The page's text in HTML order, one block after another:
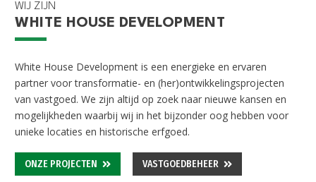
WIJ ZIJN
WHITE HOUSE DEVELOPMENT
White House Development is een energieke en ervaren
partner voor transformatie- en (her)ontwikkelingsprojecten
van vastgoed. We zijn altijd op zoek naar nieuwe kansen en
mogelijkheden waarbij wij in het bijzonder oog hebben voor
unieke locaties en historische erfgoed.
ONZE PROJECTEN VASTGOEDBEHEER